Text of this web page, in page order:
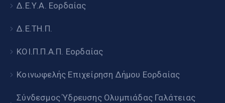
Δ.Ε.Υ.Α. Εορδαίας
Δ.Ε.ΤΗ.Π.
ΚΟΙ.Π.Π.Α.Π. Εορδαίας
Κοινωφελής Επιχείρηση Δήμου Εορδαίας
Σύνδεσμος Ύδρευσης Ολυμπιάδας Γαλάτειας